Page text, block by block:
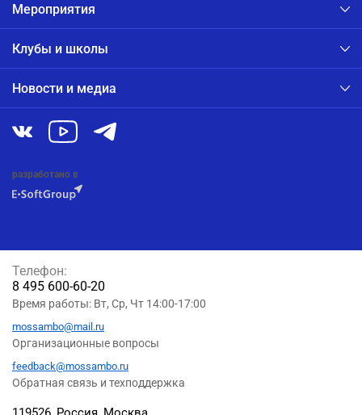
Мероприятия
Клубы и школы
Новости и медиа
разработано в
Телефон:
8 495 600-60-20
Время работы: Вт, Ср, Чт 14:00-17:00
mossambo@mail.ru
Организационные вопросы
feedback@mossambo.ru
Обратная связь и техподдержка